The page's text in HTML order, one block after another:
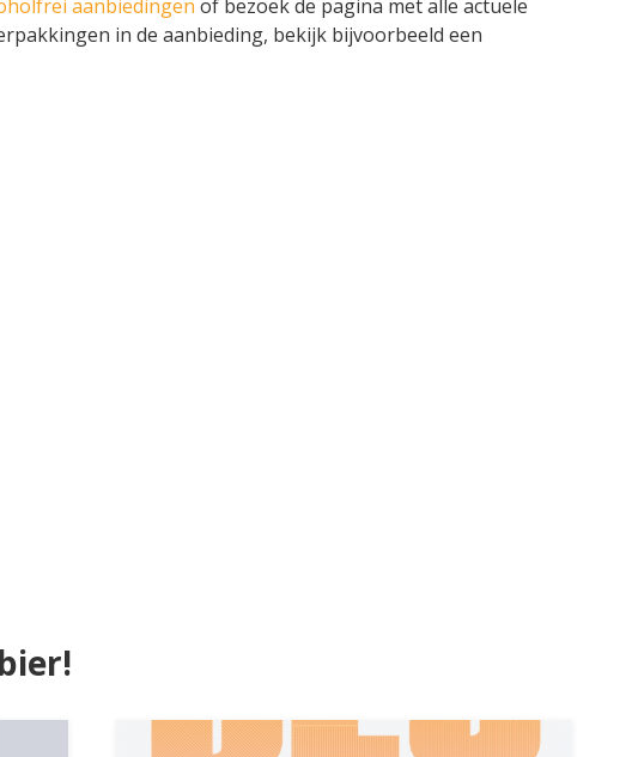
aanbiedingen of bezoek de pagina met alle actuele
in de aanbieding, bekijk bijvoorbeeld een